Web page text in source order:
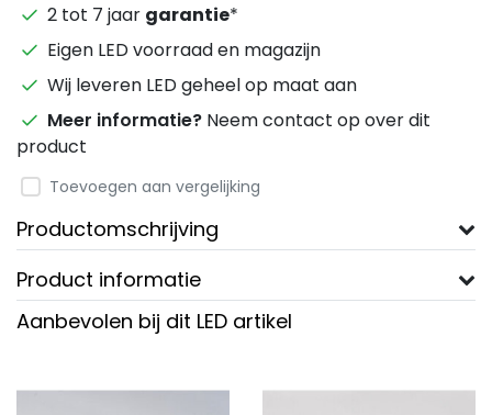
2 tot 7 jaar garantie*
Eigen LED voorraad en magazijn
Wij leveren LED geheel op maat aan
Meer informatie? Neem contact op over dit
product
Toevoegen aan vergelijking
Productomschrijving
Product informatie
Aanbevolen bij dit LED artikel